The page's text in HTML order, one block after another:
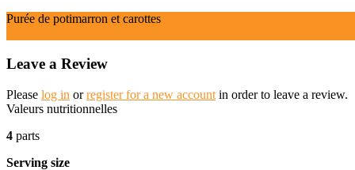
Purée de potimarron et carottes
Leave a Review
Please log in orregister for a new account in order to leave a review.
Valeurs nutritionnelles
4 parts
Serving size